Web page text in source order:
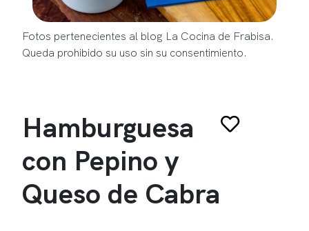
Fotos pertenecientes al blog La Cocina de Frabisa.
Queda prohibido su uso sin su consentimiento.
Hamburguesa
con Pepino y
Queso de Cabra